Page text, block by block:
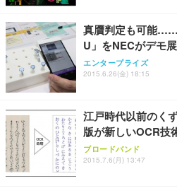
真贋判定も可能
U」をNECがデモ
エンタープライズ
2015.6.26(金) 18:15
江戸時代以前のく
版が新しいOCR技
ブロードバンド
2015.7.6(月) 13:47